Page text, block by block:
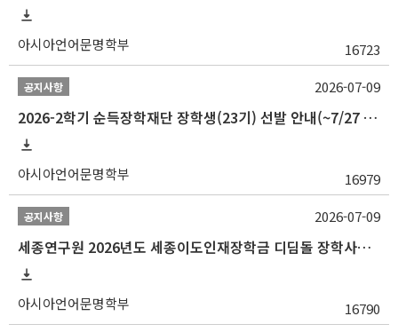
아시아언어문명학부 16723
공지사항
2026-2학기 순득장학재단 장학생(23기) 선발 안내(~7/27 10:00)
아시아언어문명학부 16979
2026-07-09
공지사항
세종연구원 2026년도 세종이도인재장학금 디딤돌 장학사업 학자금대출 관련분야(원금상환, 이자지원) 신청 사업 안내
아시아언어문명학부 16790
2026-07-09